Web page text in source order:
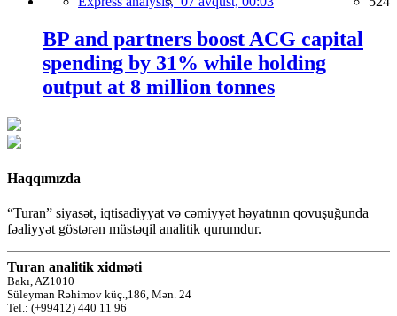
BP and partners boost ACG capital
spending by 31% while holding
output at 8 million tonnes
Haqqımızda
“Turan” siyasət, iqtisadiyyat və cəmiyyət həyatının qovuşuğunda
fəaliyyət göstərən müstəqil analitik qurumdur.
Turan analitik xidməti
Bakı, AZ1010
Süleyman Rəhimov küç.,186, Mən. 24
Tel.: (+99412) 440 11 96